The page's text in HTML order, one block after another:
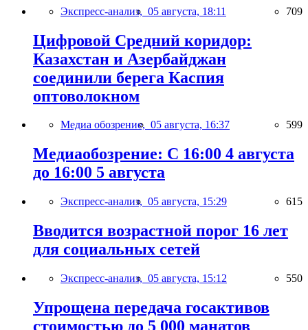
Экспресс-анализ, 05 августа, 18:11 709
Цифровой Средний коридор:
Казахстан и Азербайджан
соединили берега Каспия
оптоволокном
Медиа обозрение, 05 августа, 16:37 599
Медиаобозрение: С 16:00 4 августа
до 16:00 5 августа
Экспресс-анализ, 05 августа, 15:29 615
Вводится возрастной порог 16 лет
для социальных сетей
Экспресс-анализ, 05 августа, 15:12 550
Упрощена передача госактивов
стоимостью до 5 000 манатов